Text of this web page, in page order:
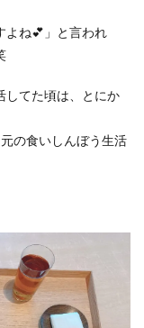
よね💕」と言われ
してた頃は、とにか
の食いしんぼう生活